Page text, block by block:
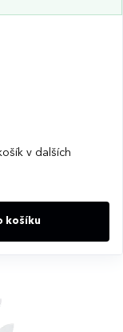
v dalších
košíku